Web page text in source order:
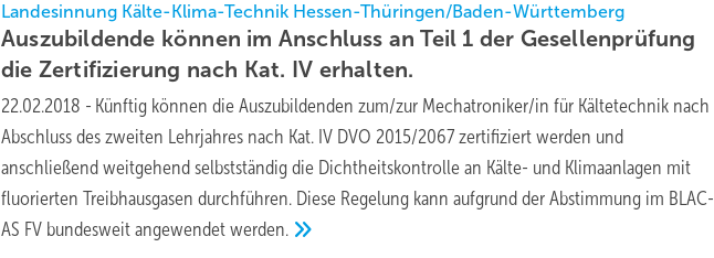
Landesinnung Kälte-Klima-Technik Hessen-Thüringen/Baden-Württemberg
Auszubildende können im Anschluss an Teil 1 der Gesellenprüfung
die Zertifizierung nach Kat. IV erhalten.
22.02.2018 - Künftig können die Auszubildenden zum/zur Mechatroniker/in für Kältetechnik nach
Abschluss des zweiten Lehrjahres nach Kat. IV DVO 2015/2067 zertifiziert werden und
anschließend weitgehend selbstständig die Dichtheitskontrolle an Kälte- und Klimaanlagen mit
fluorierten Treibhausgasen durchführen. Diese Regelung kann aufgrund der Abstimmung im BLAC-
AS FV bundesweit angewendetwerden.